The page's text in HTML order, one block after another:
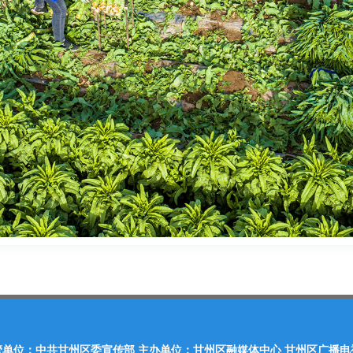
位：中共甘州区委宣传部 主办单位：甘州区融媒体中心 甘州区广播